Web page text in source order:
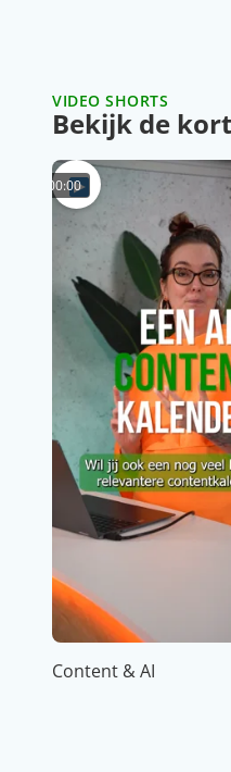
VIDEO SHORTS
Bekijk de
00:00
Content & AI